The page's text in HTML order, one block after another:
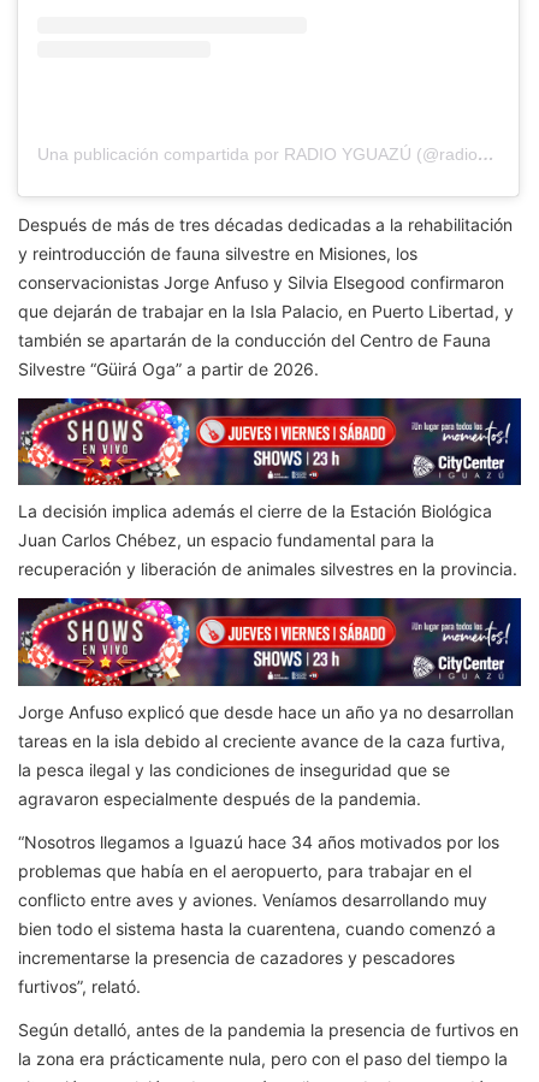
Una publicación compartida por RADIO YGUAZÚ (@radioyguazu)
Después de más de tres décadas dedicadas a la rehabilitación
y reintroducción de fauna silvestre en Misiones, los
conservacionistas Jorge Anfuso y Silvia Elsegood confirmaron
que dejarán de trabajar en la Isla Palacio, en Puerto Libertad, y
también se apartarán de la conducción del Centro de Fauna
Silvestre “Güirá Oga” a partir de 2026.
La decisión implica además el cierre de la Estación Biológica
Juan Carlos Chébez, un espacio fundamental para la
recuperación y liberación de animales silvestres en la provincia.
Jorge Anfuso explicó que desde hace un año ya no desarrollan
tareas en la isla debido al creciente avance de la caza furtiva,
la pesca ilegal y las condiciones de inseguridad que se
agravaron especialmente después de la pandemia.
“Nosotros llegamos a Iguazú hace 34 años motivados por los
problemas que había en el aeropuerto, para trabajar en el
conflicto entre aves y aviones. Veníamos desarrollando muy
bien todo el sistema hasta la cuarentena, cuando comenzó a
incrementarse la presencia de cazadores y pescadores
furtivos”, relató.
Según detalló, antes de la pandemia la presencia de furtivos en
la zona era prácticamente nula, pero con el paso del tiempo la